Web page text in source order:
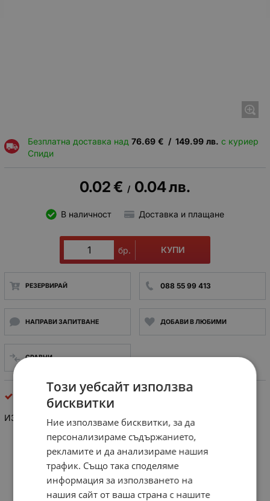
Безплатна доставка над 76.69 € / 149.99 лв. с куриер
Спиди
0.02€ / 0.04лв.
В наличност Доставка и плащане
бр. КУПИ
РЕЗЕРВИРАЙ 088 55 99 413
НАПРАВИ ЗАПИТВАНЕ ДОБАВИ В ЛЮБИМИ
СРАВНИ
шлаух , изолатори, тръби и кабелни съединители
ИЗОЛАТОР ТРЪБИЧКА
Този уебсайт използва
бисквитки
Ние използваме бисквитки, за да
персонализираме съдържанието,
рекламите и да анализираме нашия
трафик. Също така споделяме
информация за използването на
нашия сайт от ваша страна с нашите